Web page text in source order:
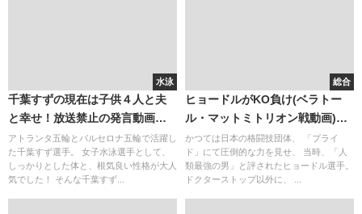
水泳
千葉すずの現在は子供４人と夫
と幸せ！放送禁止の発言動画。
裁判事件・・
アトランタ五輪とバルセロナ五輪で活躍し
た千葉すず選手。 女子水泳選手として、
しっかりとした体と、根気良い性格が大人
気でした！ そんな千葉すず...
総合
ヒョードルがKO負け(ベラトー
ル・マットミトリオン戦動画)。
現役続行の理由。現在の年齢と
劣化と家族
かつては日本の格闘技団体、 「プライ
ド」にて圧倒的な力を見せ、 当時、「人
類最強の男」と評されたヒョードル選手。
ドクターストップ以外に、 ...